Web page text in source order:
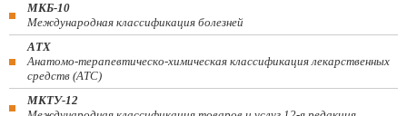
МКБ-10
Международная классификация болезней
АТХ
Анатомо-терапевтическо-химическая классификация лекарственных
средств (ATC)
МКТУ-12